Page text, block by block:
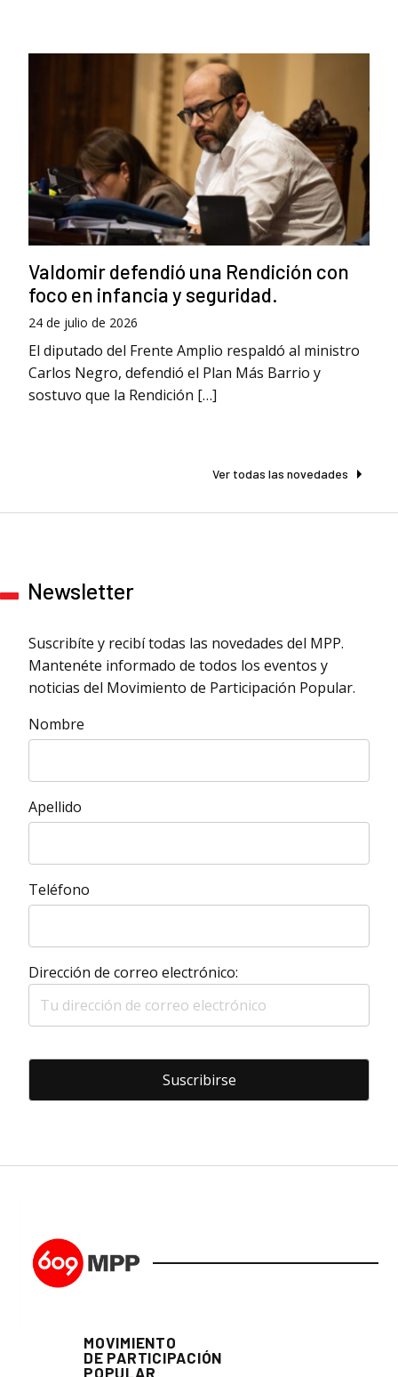
Valdomir defendió una Rendición con
foco en infancia y seguridad.
24 de julio de 2026
El diputado del Frente Amplio respaldó al ministro
Carlos Negro, defendió el Plan Más Barrio y
sostuvo que la Rendición […]
Ver todas las novedades
Newsletter
Suscribíte y recibí todas las novedades del MPP.
Mantenéte informado de todos los eventos y
noticias del Movimiento de Participación Popular.
Nombre
Apellido
Teléfono
Dirección de correo electrónico:
MOVIMIENTO
DE PARTICIPACIÓN
POPULAR